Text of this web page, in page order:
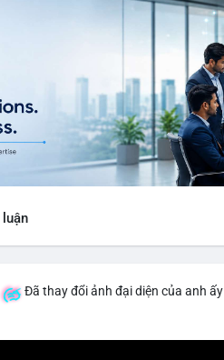
luận
Đã thay đổi ảnh đại diện của anh ấy